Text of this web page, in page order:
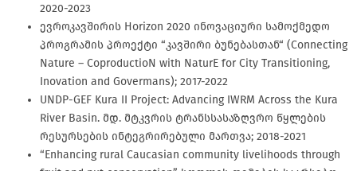
2020-2023
ევროკავშირის Horizon 2020 ინოვაციური სამოქმედო
პროგრამის პროექტი “კავშირი ბუნებასთან“ (Connecting
Nature – CoproductioN with NaturE for City Transitioning,
Inovation and Govermans); 2017-2022
UNDP-GEF Kura II Project: Advancing IWRM Across the Kura
River Basin. მდ. მტკვრის ტრანსსასაზღვრო წყლების
რესურსების ინტეგრირებული მართვა; 2018-2021
“Enhancing rural Caucasian community livelihoods through